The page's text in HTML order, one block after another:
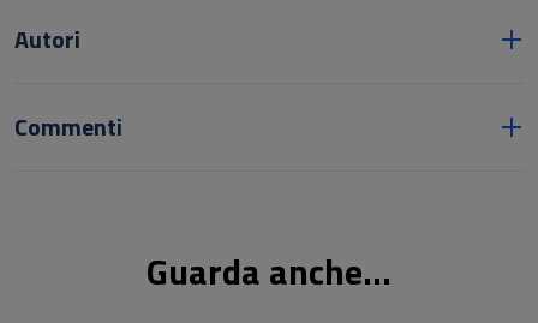
Autori
Commenti
Guarda anche...